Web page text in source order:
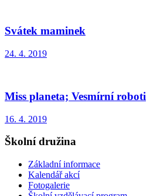
Svátek maminek
24. 4. 2019
Miss planeta; Vesmírní roboti
16. 4. 2019
Školní družina
Základní informace
Kalendář akcí
Fotogalerie